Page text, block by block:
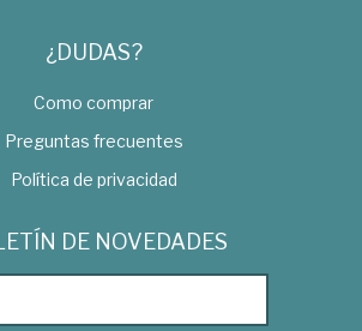
¿DUDAS?
Como comprar
Preguntas frecuentes
Política de privacidad
DE NOVEDADES